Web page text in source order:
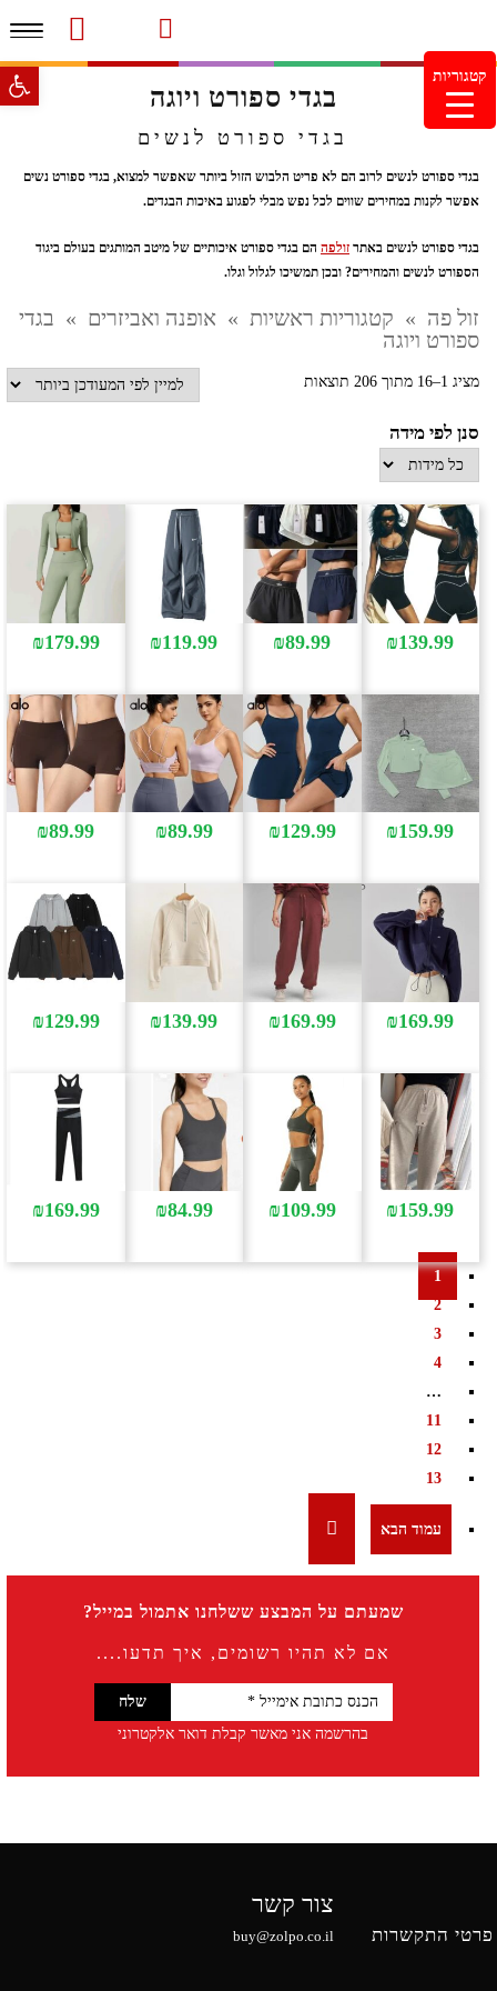
מוצרים חדשים
צור קשר מעקב הזמנות
מינימום הזמנה 99.99 ש"ח – משלוח חינם ברכישה מעל
בגדי ספורט ויוגה
בגדי ספורט לנשים
בגדי ספורט לנשים לרוב הם לא פריט הלבוש הזול ביותר שאפשר למצוא, בגדי ספורט נשים
אפשר לקנות במחירים שווים לכל נפש מבלי לפגוע באיכות הבגדים.
בגדי ספורט לנשים באתר זולפה הם בגדי ספורט איכותיים של מיטב המותגים בעולם ביגוד
הספורט לנשים והמחירים? ובכן תמשיכו לגלול וגלו.
זול פה » קטגוריות ראשיות » אופנה ואביזרים » בגדי
ספורט ויוגה
מציג 1–16 מתוך 206 תוצאות
ממוין
סנן לפי מידה
₪139.99
₪89.99
₪119.99
₪179.99
₪159.99
₪129.99
₪89.99
₪89.99
₪169.99
₪169.99
₪139.99
₪129.99
₪159.99
₪109.99
₪84.99
₪169.99
1
2
3
4
…
11
12
13
שמעתם על המבצע ששלחנו אתמול במייל?
אם לא תהיו רשומים, איך תדעו....
בהרשמה אני מאשר קבלת דואר אלקטרוני
פרטי התקשרות
צור קשר
buy@zolpo.co.il
קטגוריות פתח